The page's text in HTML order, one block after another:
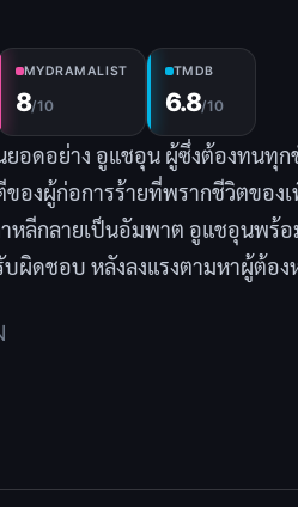
MYDRAMALIST
8/10
TMDB
6.8/10
อดอย่าง อูแชอุน ผู้ซึ่งต้องทนทุ
ของผู้ก่อการร้ายที่พรากชีวิตของ
หลีกลายเป็นอัมพาต อูแชอุนพร้
ผิดชอบ หลังลงแรงตามหาผู้ต้อง
ารณ์ในช่วงปีที่ผ่านมานับตั้งแต่กา
มจากกลุ่มค้ายา ผู้ก่อการร้าย แฮ
วมรอยเป็นบอดี้การ์ดส่วนตัวของ